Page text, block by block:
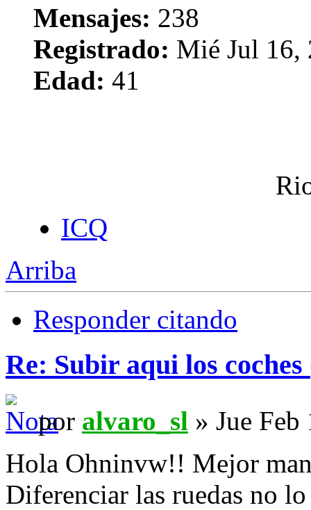
Mensajes: 238
Registrado: Mié Jul 16,
Edad: 41
ICQ
Arriba
Responder citando
Re: Subir aqui los
por alvaro_sl » Jue
Hola Ohninvw!! Mejor
Diferenciar las ruedas no